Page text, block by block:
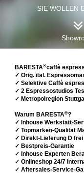
SIE WOLLEN
BARESTA®caffè
✓ Orig. ital.
✓ Selektive Caffè
✓ 2 Espressostudios
✓ Metropolregion
Warum BARESTA®?
✓ Inhouse Werkstatt-
✓ Topmarken-Qualität
✓ Direkt-Lieferung D frei
✓ Bestpreis-Garantie
✓ Inhouse Experten
✓ Onlineshop 24/7
✓ Aftersales-Service-